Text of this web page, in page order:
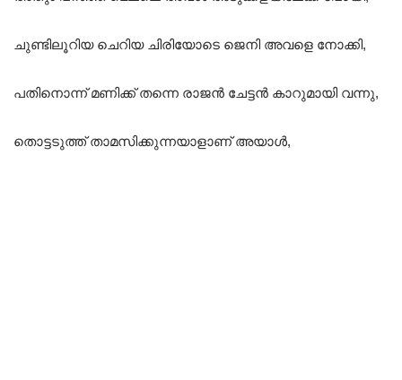
ചുണ്ടിലൂറിയ ചെറിയ ചിരിയോടെ ജെനി അവളെ നോക്കി,
പതിനൊന്ന് മണിക്ക് തന്നെ രാജൻ ചേട്ടൻ കാറുമായി വന്നു,
തൊട്ടടുത്ത് താമസിക്കുന്നയാളാണ് അയാൾ,